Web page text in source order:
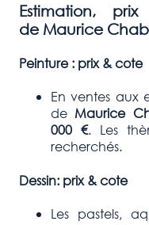
Estimation,
de Maurice
Peinture : prix & cote
En ventes aux
deMaurice
000 €. Les
recherchés.
Dessin: prix & cote
Les pastels,